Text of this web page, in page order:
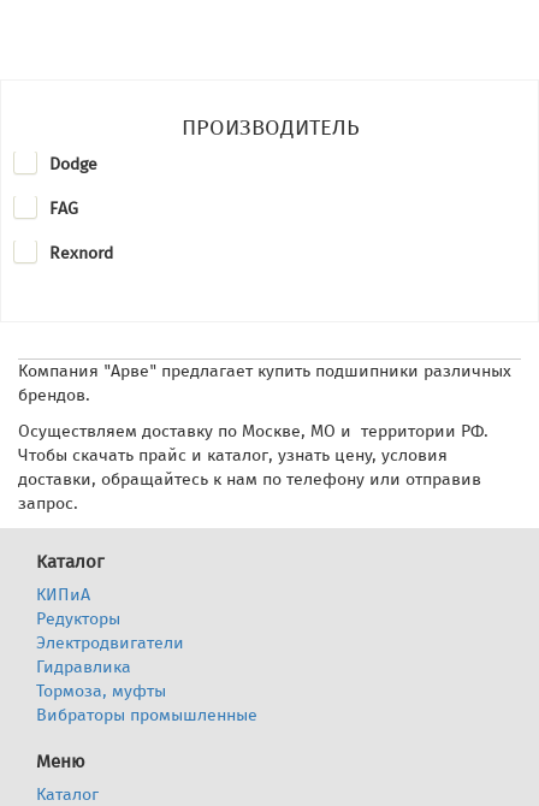
ПРОИЗВОДИТЕЛЬ
Dodge
FAG
Rexnord
Компания "Арве" предлагает купить подшипники различных
брендов.
Осуществляем доставку по Москве, МО и территории РФ.
Чтобы скачать прайс и каталог, узнать цену, условия
доставки, обращайтесь к нам по телефону или отправив
запрос.
Каталог
КИПиА
Редукторы
Электродвигатели
Гидравлика
Тормоза, муфты
Вибраторы промышленные
Меню
Каталог